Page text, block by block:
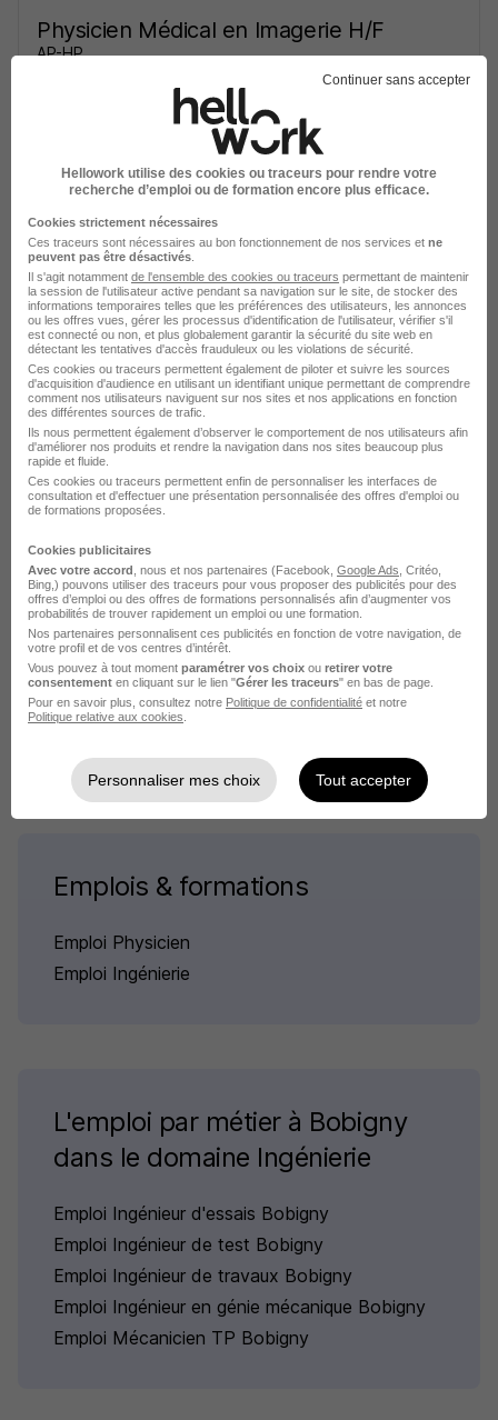
Physicien Médical en Imagerie H/F
AP-HP
CDI Temps partiel
Cette offre n’est plus disponible depuis le 04/06/26
Physicien Médical en Imagerie H/F
AP-HP
Bobigny - 93 CDI Temps partiel
Cette offre n’est plus disponible depuis le 05/07/26
Physicien Médical en Imagerie H/F
AP-HP
Bobigny - 93 CDI Temps partiel
Emplois & formations
Emploi Physicien
Emploi Ingénierie
L'emploi par métier à Bobigny
dans le domaine Ingénierie
Emploi Ingénieur d'essais Bobigny
Emploi Ingénieur de test Bobigny
Emploi Ingénieur de travaux Bobigny
Emploi Ingénieur en génie mécanique Bobigny
Emploi Mécanicien TP Bobigny
Continuer sans accepter
Hellowork utilise des cookies ou traceurs pour rendre votre
recherche d’emploi ou de formation encore plus efficace.
Cookies strictement nécessaires
Ces traceurs sont nécessaires au bon fonctionnement de nos services et ne
peuvent pas être désactivés
Il s'agit notamment de l'ensemble des cookies ou traceurs permettant de maintenir
la session de l'utilisateur active pendant sa navigation sur le site, de stocker des
informations temporaires telles que les préférences des utilisateurs, les annonces
ou les offres vues, gérer les processus d'identification de l'utilisateur, vérifier s'il
est connecté ou non, et plus globalement garantir la sécurité du site web en
détectant les tentatives d'accès frauduleux ou les violations de sécurité.
Ces cookies ou traceurs permettent également de piloter et suivre les sources
d'acquisition d'audience en utilisant un identifiant unique permettant de comprendre
comment nos utilisateurs naviguent sur nos sites et nos applications en fonction
des différentes sources de trafic.
Ils nous permettent également d’observer le comportement de nos utilisateurs afin
d'améliorer nos produits et rendre la navigation dans nos sites beaucoup plus
rapide et fluide.
Ces cookies ou traceurs permettent enfin de personnaliser les interfaces de
consultation et d'effectuer une présentation personnalisée des offres d'emploi ou
de formations proposées.
Cookies publicitaires
Avec votre accord , nous et nos partenaires (Facebook, Google Ads , Critéo,
Bing,) pouvons utiliser des traceurs pour vous proposer des publicités pour des
offres d’emploi ou des offres de formations personnalisés afin d’augmenter vos
probabilités de trouver rapidement un emploi ou une formation.
Nos partenaires personnalisent ces publicités en fonction de votre navigation, de
votre profil et de vos centres d’intérêt.
Vous pouvez à tout moment paramétrer vos choix ou retirer votre
consentement en cliquant sur le lien "Gérer les traceurs" en bas de page.
Pour en savoir plus, consultez notre Politique de confidentialité et notre
Politique relative aux cookies
Personnaliser mes choix Tout accepter